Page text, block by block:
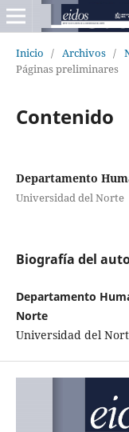
Inicio / Archivos /
Páginas preliminares
Contenido
Departamento
Universidad del Norte
Biografía del
Departamento
Norte
Universidad del